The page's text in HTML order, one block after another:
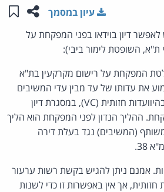
שתפו
עיון במסמך
דיון בוידאו בפני המפקחת על
ת"א, השופטת לימור ביבי):
המפקחת על רישום מקרקעין בת"א
2022], לשמוע את עדותו של עד מבין עדי המשיבים
(התובעים בהליך לפניה) בהיוועדות חזותית (VC), במסגרת דיון
ההליך הנדון לפני המפקחת הוא הליך
(המשיבים) נגד בעלת דירה
38.
אמנם ניתן להגיש בקשת רשות ערעור
אך אין באפשרות זו כדי לשנות